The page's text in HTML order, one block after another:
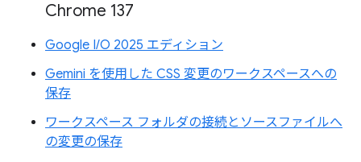
Chrome 137
Google I/O 2025 エディション
Gemini を使用した CSS 変更のワークスペースへの
保存
ワークスペース フォルダの接続とソースファイルへ
の変更の保存